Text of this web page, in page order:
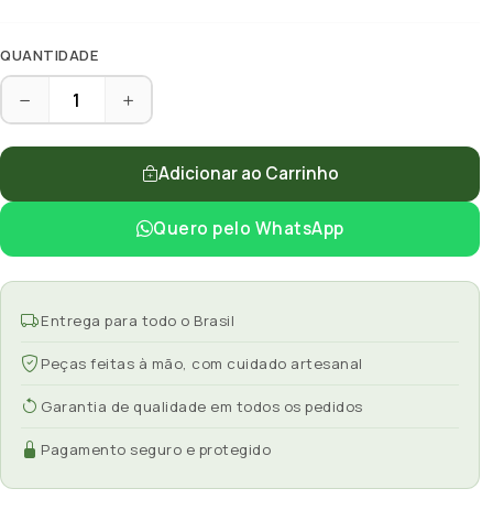
QUANTIDADE
Adicionar ao Carrinho
Quero pelo WhatsApp
Entrega para todo o Brasil
Peças feitas à mão, com cuidado artesanal
Garantia de qualidade em todos os pedidos
Pagamento seguro e protegido